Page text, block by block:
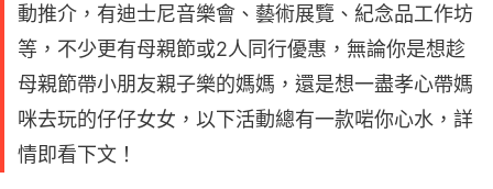
動推介，有迪士尼音樂會、藝術展覽、紀念品工作坊
等，不少更有母親節或2人同行優惠，無論你是想趁
母親節帶小朋友親子樂的媽媽，還是想一盡孝心帶媽
咪去玩的仔仔女女，以下活動總有一款啱你心水，詳
情即看下文！